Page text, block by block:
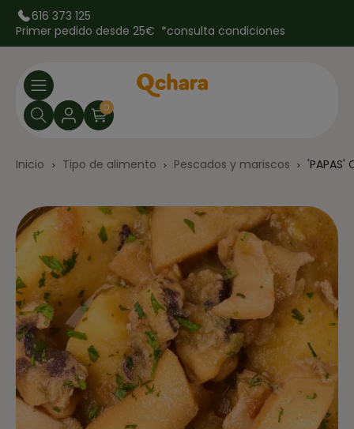
616 373 125
Primer pedido desde 25€ *consulta condiciones
0
Inicio Tipo de alimento Pescados y mariscos 'PAPAS'